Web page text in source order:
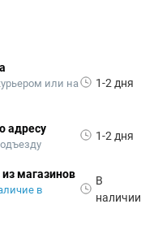
или на
1-2 дня
адресу 1-2 дня
магазинов
в
В
наличии